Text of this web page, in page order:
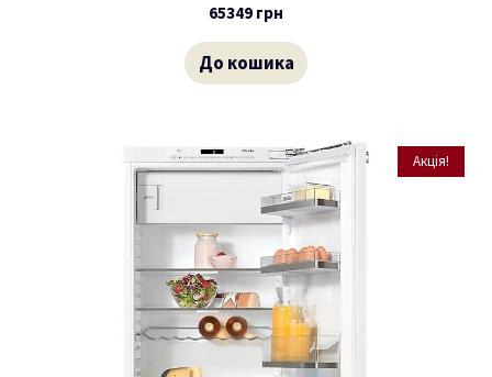
65349 грн
До кошика
Акція!